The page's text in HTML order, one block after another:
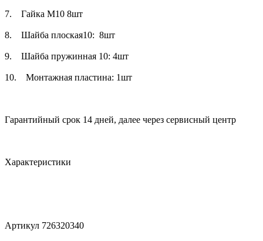
7. Гайка М10 8шт
8. Шайба плоская10: 8шт
9. Шайба пружинная 10: 4шт
10. Монтажная пластина: 1шт
Гарантийный срок 14 дней, далее через сервисный центр
Характеристики
Артикул 726320340